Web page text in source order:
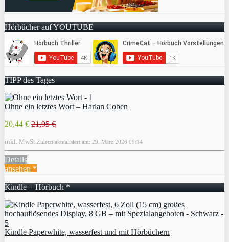
Hörbücher auf YOUTUBE
TIPP des Tages
Ohne ein letztes Wort – Harlan Coben
20,44 € 21,95 €
inkl. MwSt. Zuletzt aktualisiert am: 29. März 2026 09:14
Details
ansehen *
Kindle + Hörbuch *
Kindle Paperwhite, wasserfest und mit Hörbüchern